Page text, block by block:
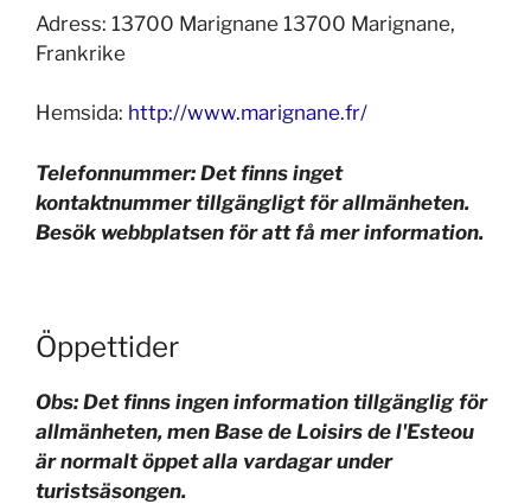
Adress: 13700 Marignane 13700 Marignane,
Frankrike
Hemsida: http://www.marignane.fr/
Telefonnummer: Det finns inget
kontaktnummer tillgängligt för allmänheten.
Besök webbplatsen för att få mer information.
Öppettider
Obs: Det finns ingen information tillgänglig för
allmänheten, men Base de Loisirs de l'Esteou
är normalt öppet alla vardagar under
turistsäsongen.